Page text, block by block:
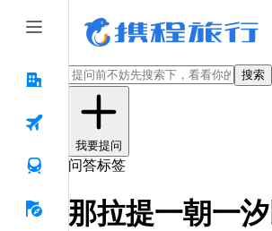
搜索
我要提问
问答标签
那拉提一朝一